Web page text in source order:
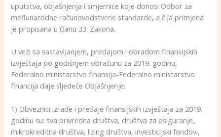
uputstva, objašnjenja i smjernice koje donosi Odbor za
međunarodne računovodstvene standarde, a čija primjena
je propisana u članu 33. Zakona.
U vezi sa sastavljanjem, predajom i obradom finansijskih
izvještaja po godišnjem obračunu za 2019. godinu,
Federalno ministarstvo finansija-Federalno ministarstvo
financija daje sljedeće Objašnjenje:
1) Obveznici izrade i predaje finansijskih izvještaja za 2019.
godinu su: sva privredna društva, društva za osiguranje,
mikrokreditna društva, lizing društva, investicijski fondovi,